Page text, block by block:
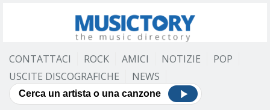
CONTATTACI ROCK AMICI NOTIZIE
POP
USCITE DISCOGRAFICHE
NEWS